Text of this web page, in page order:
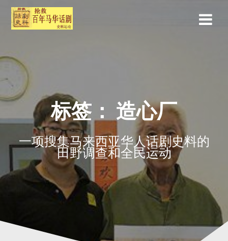
标签： 造心厂
一项搜集马来西亚华人话剧史料的
田野调查和全民运动